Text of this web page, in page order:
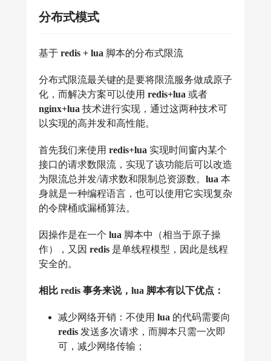
分布式模式
基于 redis + lua 脚本的分布式限流
分布式限流最关键的是要将限流服务做成原子
化，而解决方案可以使用 redis+lua 或者
nginx+lua 技术进行实现，通过这两种技术可
以实现的高并发和高性能。
首先我们来使用 redis+lua 实现时间窗内某个
接口的请求数限流，实现了该功能后可以改造
为限流总并发/请求数和限制总资源数。 lua 本
身就是一种编程语言，也可以使用它实现复杂
的令牌桶或漏桶算法。
因操作是在一个 lua 脚本中（相当于原子操
作），又因 redis 是单线程模型，因此是线程
安全的。
相比 redis 事务来说，lua 脚本有以下优点：
减少网络开销：不使用 lua 的代码需要向
redis 发送多次请求，而脚本只需一次即
可，减少网络传输；